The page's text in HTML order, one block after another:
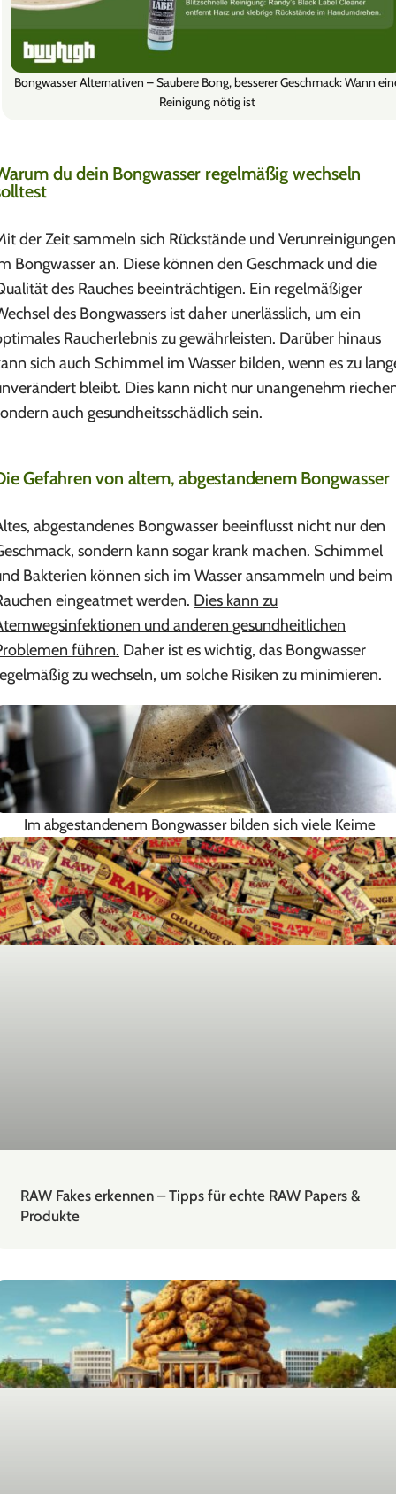
Bongwasser Alternativen – Saubere Bong, besserer Geschmack: Wann
Reinigung nötig ist
du dein Bongwasser regelmäßig wechseln
der Zeit sammeln sich Rückstände und Verunreinigungen
Bongwasser an. Diese können den Geschmack und die
des Rauches beeinträchtigen. Ein regelmäßiger
des Bongwassers ist daher unerlässlich, um ein
Raucherlebnis zu gewährleisten. Darüber hinaus
sich auch Schimmel im Wasser bilden, wenn es zu
bleibt. Dies kann nicht nur unangenehm
auch gesundheitsschädlich sein.
Gefahren von altem, abgestandenem Bongwasser
abgestandenes Bongwasser beeinflusst nicht nur den
sondern kann sogar krank machen. Schimmel
Bakterien können sich im Wasser ansammeln und beim
eingeatmet werden. Dies kann zu
und anderen gesundheitlichen
führen. Daher ist es wichtig, das Bongwasser
zu wechseln, um solche Risiken zu minimieren.
Im abgestandenem Bongwasser bilden sich viele Keime
RAW Fakes erkennen – Tipps für echte RAW Papers &
Produkte